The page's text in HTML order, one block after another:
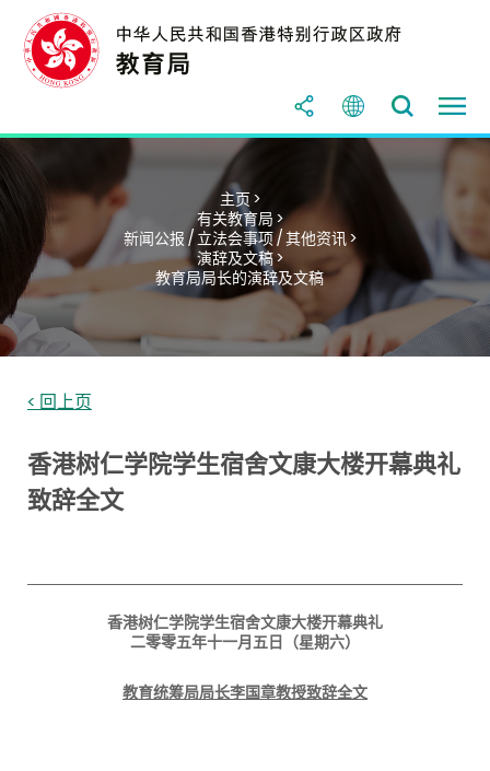
主页 >
有关教育局 >
新闻公报 / 立法会事项 / 其他资讯 >
演辞及文稿 >
教育局局长的演辞及文稿
< 回上页
香港树仁学院学生宿舍文康大楼开幕典礼
致辞全文
香港树仁学院学生宿舍文康大楼开幕典礼
二零零五年十一月五日（星期六）
教育统筹局局长李国章教授致辞全文